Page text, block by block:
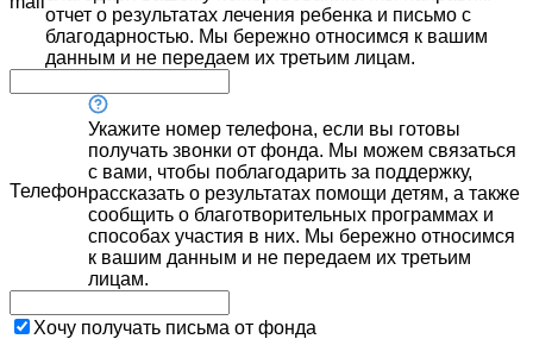
отчет о результатах лечения ребенка и письмо с
благодарностью. Мы бережно относимся к вашим
данным и не передаем их третьим лицам.
Телефон
Укажите номер телефона, если вы готовы
получать звонки от фонда. Мы можем связаться
с вами, чтобы поблагодарить за поддержку,
рассказать о результатах помощи детям, а также
сообщить о благотворительных программах и
способах участия в них. Мы бережно относимся
к вашим данным и не передаем их третьим
лицам.
Хочу получать письма от фонда